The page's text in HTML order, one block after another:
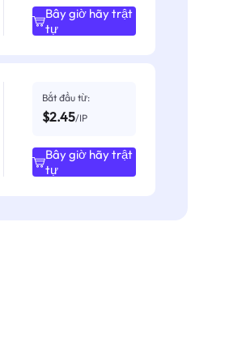
Bây giờ hãy trật
tự
Bắt đầu từ:
$2.45/IP
Bây giờ hãy trật
tự